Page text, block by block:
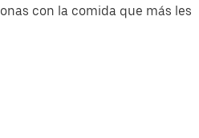
con la comida que más les